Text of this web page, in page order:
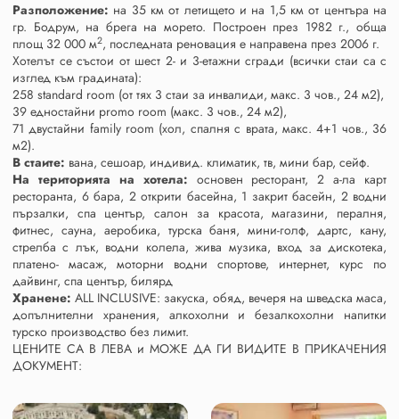
Разположение: на 35 км от летището и на 1,5 км от центъра на
гр. Бодрум, на брега на морето. Построен през 1982 г., обща
площ 32 000 м2, последната реновация е направена през 2006 г.
Хотелът се състои от шест 2- и 3-етажни сгради (всички стаи са с
изглед към градината):
258 standard room (от тях 3 стаи за инвалиди, макс. 3 чов., 24 м2),
39 едностайни promo room (макс. 3 чов., 24 м2),
71 двустайни family room (хол, спалня с врата, макс. 4+1 чов., 36
м2).
В стаите: вана, сешоар, индивид. климатик, тв, мини бар, сейф.
На територията на хотела: основен ресторант, 2 а-ла карт
ресторанта, 6 бара, 2 открити басейна, 1 закрит басейн, 2 водни
пързалки, спа център, салон за красота, магазини, пералня,
фитнес, сауна, аеробика, турска баня, мини-голф, дартс, кану,
стрелба с лък, водни колела, жива музика, вход за дискотека,
платено- масаж, моторни водни спортове, интернет, курс по
дайвинг, спа център, билярд
Хранене:ALL INCLUSIVE: закуска, обяд, вечеря на шведска маса,
допълнителни хранения, алкохолни и безалкохолни напитки
турско производство без лимит.
ЦЕНИТЕ СА В ЛЕВА и МОЖЕ ДА ГИ ВИДИТЕ В ПРИКАЧЕНИЯ
ДОКУМЕНТ: